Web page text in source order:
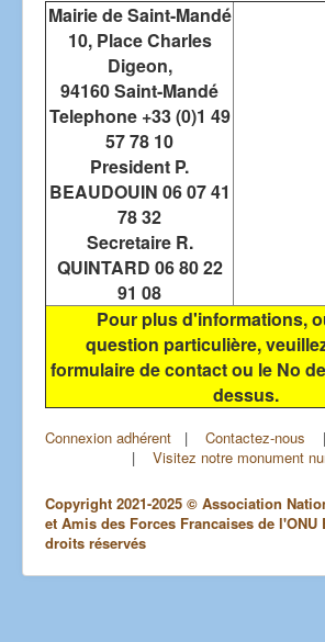
Mairie de Saint-Mandé
10, Place Charles
Digeon,
94160 Saint-Mandé
Telephone +33 (0)1 49
57 78 10
President P.
BEAUDOUIN 06 07 41
78 32
Secretaire R.
QUINTARD 06 80 22
91 08
Pour plus d'informations,
question particulière,
formulaire de contact ou le No
dessus.
Connexion adhérent | Contactez-nous
| Visitez notre monument
Copyright 2021-2025 © Association
et Amis des Forces Francaises de l'ONU
droits réservés